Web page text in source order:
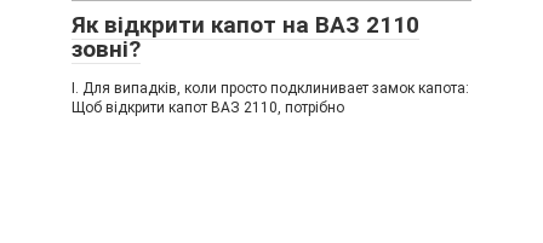
Як відкрити капот на ВАЗ 2110
зовні?
I. Для випадків, коли просто подклинивает замок капота:
Щоб відкрити капот ВАЗ 2110, потрібно